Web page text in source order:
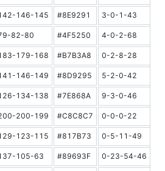
146-145 #8E9291 3-0-1-43
82-80 #4F5250 4-0-2-68
179-168 #B7B3A8 0-2-8-28
146-149 #8D9295 5-2-0-42
134-138 #7E868A 9-3-0-46
200-199 #C8C8C7 0-0-0-22
123-115 #817B73 0-5-11-49
105-63 #89693F 0-23-54-46